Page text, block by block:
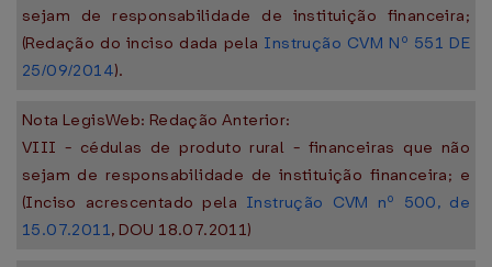
sejam de responsabilidade de instituição financeira;
(Redação do inciso dada pela Instrução CVM Nº 551 DE
25/09/2014).
Nota LegisWeb: Redação Anterior:
VIII - cédulas de produto rural - financeiras que não
sejam de responsabilidade de instituição financeira; e
(Inciso acrescentado pela Instrução CVM nº 500, de
15.07.2011, DOU 18.07.2011)